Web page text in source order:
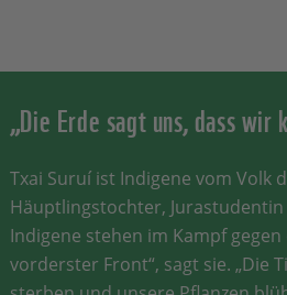
„Die Erde sagt uns, dass
Txai Suruí ist Indigene vom Volk
Häuptlingstochter,
Indigene stehen im Kampf
vorderster Front“, sagt sie. „Die